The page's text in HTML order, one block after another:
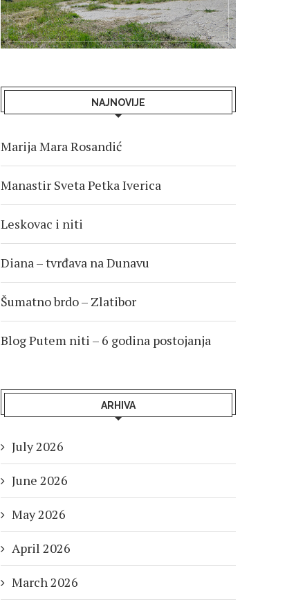
NAJNOVIJE
Marija Mara Rosandić
Manastir Sveta Petka Iverica
Leskovac i niti
Diana – tvrđava na Dunavu
Šumatno brdo – Zlatibor
Blog Putem niti – 6 godina postojanja
ARHIVA
July 2026
June 2026
May 2026
April 2026
March 2026